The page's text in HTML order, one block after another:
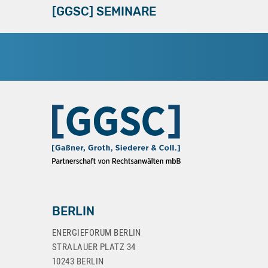
[GGSC] SEMINARE
BERLIN
ENERGIEFORUM BERLIN
STRALAUER PLATZ 34
10243 BERLIN